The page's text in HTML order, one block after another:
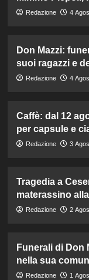
Redazione 4
Don Mazzi:
suoi ragazzi e
Redazione 4
Caffè: dal 12
per capsule e
Redazione 3
Tragedia a
materassino
Redazione 2
Funerali di Don
nella sua
Redazione 1